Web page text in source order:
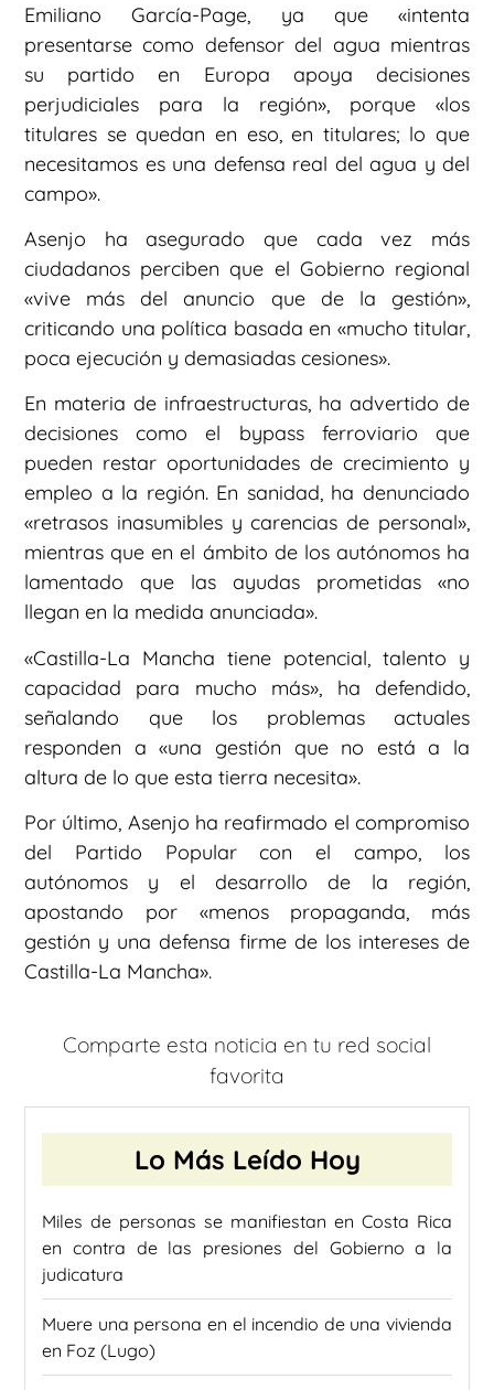
Emiliano García-Page, ya que «intenta
presentarse como defensor del agua mientras
su partido en Europa apoya decisiones
perjudiciales para la región», porque «los
titulares se quedan en eso, en titulares; lo que
necesitamos es una defensa real del agua y del
campo».
Asenjo ha asegurado que cada vez más
ciudadanos perciben que el Gobierno regional
«vive más del anuncio que de la gestión»,
criticando una política basada en «mucho titular,
poca ejecución y demasiadas cesiones».
En materia de infraestructuras, ha advertido de
decisiones como el bypass ferroviario que
pueden restar oportunidades de crecimiento y
empleo a la región. En sanidad, ha denunciado
«retrasos inasumibles y carencias de personal»,
mientras que en el ámbito de los autónomos ha
lamentado que las ayudas prometidas «no
llegan en la medida anunciada».
«Castilla-La Mancha tiene potencial, talento y
capacidad para mucho más», ha defendido,
señalando que los problemas actuales
responden a «una gestión que no está a la
altura de lo que esta tierra necesita».
Por último, Asenjo ha reafirmado el compromiso
del Partido Popular con el campo, los
autónomos y el desarrollo de la región,
apostando por «menos propaganda, más
gestión y una defensa firme de los intereses de
Castilla-La Mancha».
Comparte esta noticia en tu red social
favorita
Lo Más Leído Hoy
Miles de personas se manifiestan en Costa Rica
en contra de las presiones del Gobierno a la
judicatura
Muere una persona en el incendio de una vivienda
en Foz (Lugo)